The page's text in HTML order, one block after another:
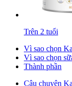
Trên 2 tuổi
Vì sao chọn
Vì sao chọn
Thành phần
Câu chuyện